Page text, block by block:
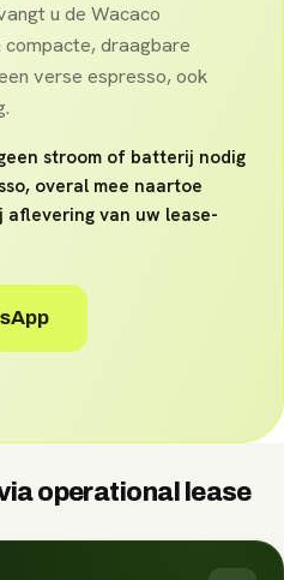
u de Wacaco
draagbare
verse espresso, ook
stroom of batterij nodig
overal mee naartoe
van uw lease-
operational lease